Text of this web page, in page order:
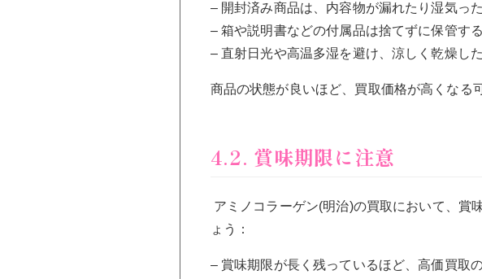
– 開封済み商品は、内容物が漏れたり湿気っ
– 箱や説明書などの付属品は捨てずに保管する
– 直射日光や高温多湿を避け、涼しく乾燥し
商品の状態が良いほど、買取価格が高くなる
4.2. 賞味期限に注意
アミノコラーゲン(明治)の買取において、賞
ょう：
– 賞味期限が長く残っているほど、高価買取